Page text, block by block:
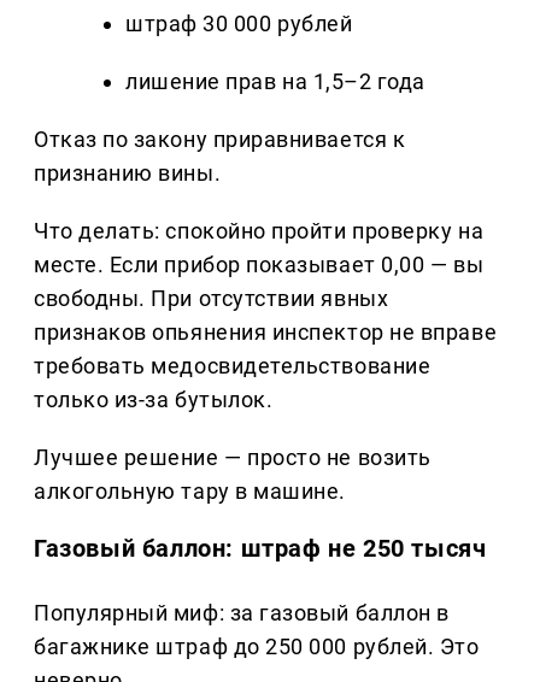
штраф 30 000 рублей
лишение прав на 1,5–2 года
Отказ по закону приравнивается к
признанию вины.
Что делать: спокойно пройти проверку на
месте. Если прибор показывает 0,00 — вы
свободны. При отсутствии явных
признаков опьянения инспектор не вправе
требовать медосвидетельствование
только из-за бутылок.
Лучшее решение — просто не возить
алкогольную тару в машине.
Газовый баллон: штраф не 250 тысяч
Популярный миф: за газовый баллон в
багажнике штраф до 250 000 рублей. Это